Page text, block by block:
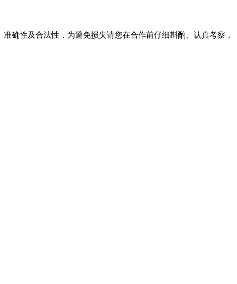
确性及合法性，为避免损失请您在合作前仔细斟酌、认真考察，